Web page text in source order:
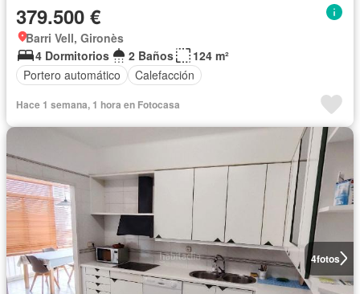
379.500 €
Barri Vell, Gironès
4 Dormitorios
2 Baños
124 m²
Portero automático
Calefacción
Hace 1 semana, 1 hora en Fotocasa
4fotos